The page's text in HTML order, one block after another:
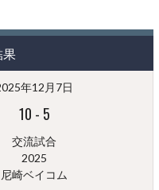
年12月7日
10 - 5
交流試合
2025
尼崎ベイコム